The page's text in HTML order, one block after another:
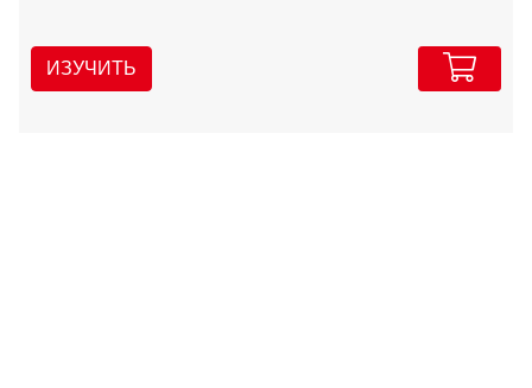
ИЗУЧИТЬ